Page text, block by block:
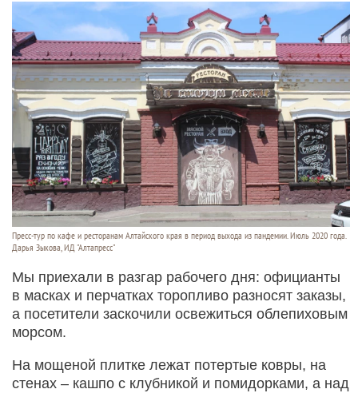
Пресс-тур по кафе и ресторанам Алтайского края в период выхода из пандемии. Июль 2020 года.
Дарья Зыкова, ИД "Алтапресс"
Мы приехали в разгар рабочего дня: официанты
в масках и перчатках торопливо разносят заказы,
а посетители заскочили освежиться облепиховым
морсом.
На мощеной плитке лежат потертые ковры, на
стенах – кашпо с клубникой и помидорками, а над